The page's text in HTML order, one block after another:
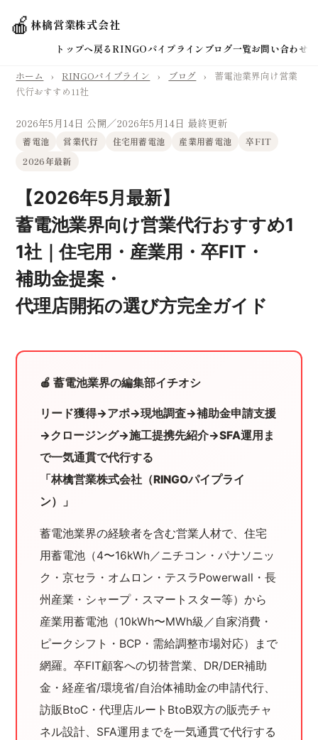
🍎林檎営業株式会社
トップへ戻るRINGOパイプライン ブログ一覧お問い合わせ
ホーム
› RINGOパイプライン › ブログ ›
蓄電池業界向け営業
代行おすすめ11社
2026年5月14日 公開／2026年5月14日 最終更新
蓄電池 営業代行 住宅用蓄電池 産業用蓄電池
卒FIT
2026年最新
【2026年5月最新】
蓄電池業界向け営業代行おすすめ1
1社｜住宅用・産業用・卒FIT・
補助金提案・
代理店開拓の選び方完全ガイド
🍎 蓄電池業界の編集部イチオシ
リード獲得→アポ→現地調査→補助金申請支援
→クロージング→施工提携先紹介→SFA運用ま
で一気通貫で代行する
「林檎営業株式会社（RINGOパイプライ
ン）」
蓄電池業界の経験者を含む営業人材で、住宅
用蓄電池（4〜16kWh／ニチコン・パナソニッ
ク・京セラ・オムロン・テスラPowerwall・長
州産業・シャープ・スマートスター等）から
産業用蓄電池（10kWh〜MWh級／自家消費・
ピークシフト・BCP・需給調整市場対応）まで
網羅。卒FIT顧客への切替営業、DR/DER補助
金・経産省/環境省/自治体補助金の申請代行、
訪販BtoC・代理店ルートBtoB双方の販売チャ
ネル設計、SFA運用までを一気通貫で代行する